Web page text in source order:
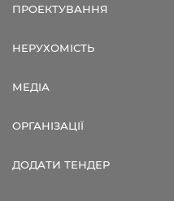
ПРОЕКТУВАННЯ
НЕРУХОМІСТЬ
МЕДІА
ОРГАНІЗАЦІЇ
ДОДАТИ ТЕНДЕР